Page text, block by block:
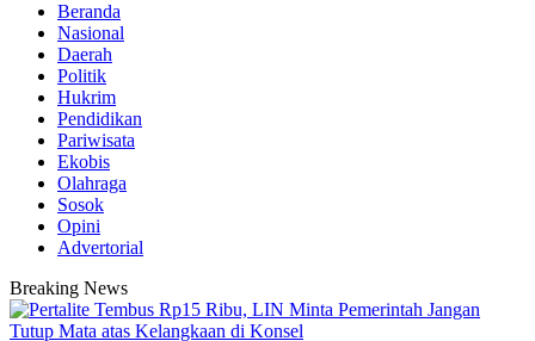
Beranda
Nasional
Daerah
Politik
Hukrim
Pendidikan
Pariwisata
Ekobis
Olahraga
Sosok
Opini
Advertorial
Breaking News